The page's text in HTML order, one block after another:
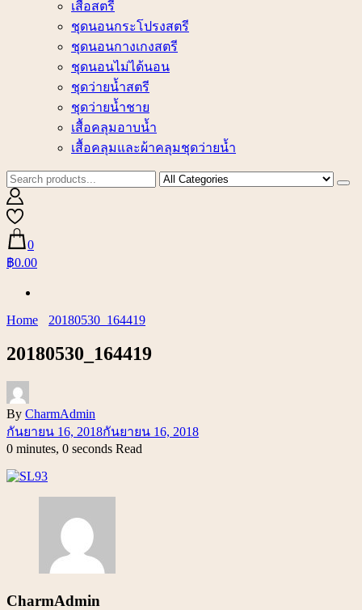
เสื้อสตรี
ชุดนอนกระโปรงสตรี
ชุดนอนกางเกงสตรี
ชุดนอนไม่ได้นอน
ชุดว่ายน้ำสตรี
ชุดว่ายน้ำชาย
เสื้อคลุมอาบน้ำ
เสื้อคลุมและผ้าคลุมชุดว่ายน้ำ
0
฿0.00
Home 20180530_164419
20180530_164419
By CharmAdmin
กันยายน 16, 2018กันยายน 16, 2018
0 minutes, 0 seconds Read
CharmAdmin